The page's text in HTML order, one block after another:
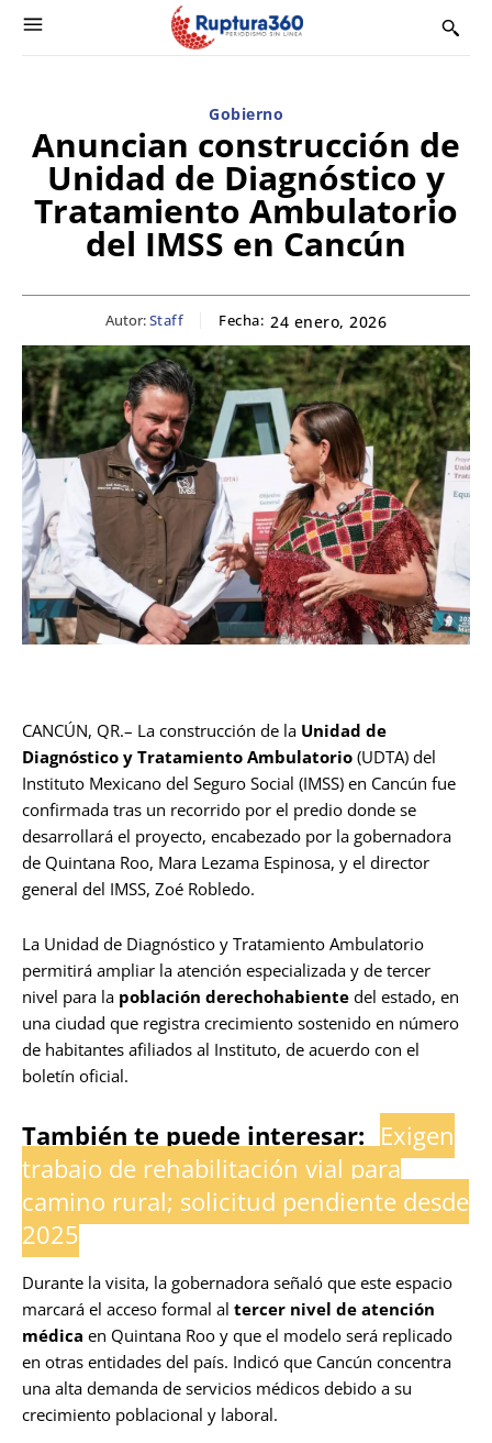
Gobierno
Anuncian construcción de
Unidad de Diagnóstico y
Tratamiento Ambulatorio
del IMSS en Cancún
Autor:Staff Fecha: 24 enero, 2026
CANCÚN, QR.– La construcción de la Unidad de
Diagnóstico y Tratamiento Ambulatorio (UDTA) del
Instituto Mexicano del Seguro Social (IMSS) en Cancún fue
confirmada tras un recorrido por el predio donde se
desarrollará el proyecto, encabezado por la gobernadora
de Quintana Roo, Mara Lezama Espinosa, y el director
general del IMSS, Zoé Robledo.
La Unidad de Diagnóstico y Tratamiento Ambulatorio
permitirá ampliar la atención especializada y de tercer
nivel para la población derechohabiente del estado, en
una ciudad que registra crecimiento sostenido en número
de habitantes afiliados al Instituto, de acuerdo con el
boletín oficial.
También te puede interesar: Exigen
trabajo de rehabilitación vial para
camino rural; solicitud pendiente desde
2025
Durante la visita, la gobernadora señaló que este espacio
marcará el acceso formal al tercer nivel de atención
médica en Quintana Roo y que el modelo será replicado
en otras entidades del país. Indicó que Cancún concentra
una alta demanda de servicios médicos debido a su
crecimiento poblacional y laboral.